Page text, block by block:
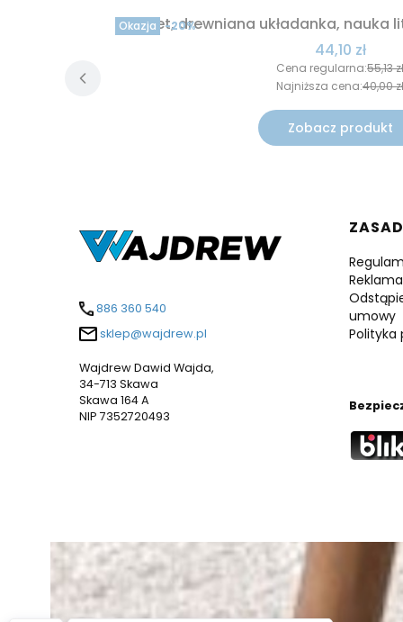
Okazja
Alfabet, drewniana układanka, nauka
Cena
44,10 zł
Cena regularna:55,13 zł
-20%
Najniższa cena:40,00 zł
Zobacz produkt
886 360 540
sklep@wajdrew.pl
Wajdrew Dawid Wajda,
34-713 Skawa
Skawa 164 A
NIP 7352720493
umowy
Polityka